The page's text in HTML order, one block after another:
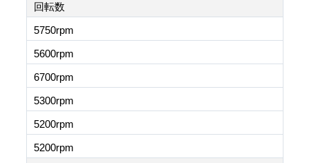
回転数
5750rpm
5600rpm
6700rpm
5300rpm
5200rpm
5200rpm